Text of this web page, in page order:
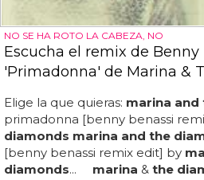
NO SE HA ROTO LA CABEZA, NO
Escucha el remix de Benny
'Primadonna' de Marina &
Elige la que quieras: marina and
primadonna [benny benassi
diamonds marina and the
[benny benassi remix edit] by
diamonds... marina & the